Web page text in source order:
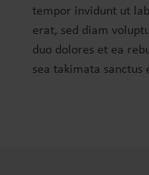
tempor invidunt ut
erat, sed diam
duo dolores et ea
sea takimata sanctus